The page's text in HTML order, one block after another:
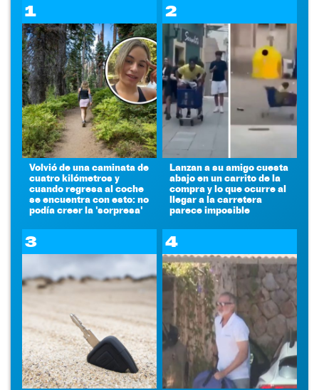
1
Volvió de una caminata de
cuatro kilómetros y
cuando regresa al coche
se encuentra con esto: no
podía creer la 'sorpresa'
2
Lanzan a su amigo cuesta
abajo en un carrito de la
compra y lo que ocurre al
llegar a la carretera
parece imposible
3 4